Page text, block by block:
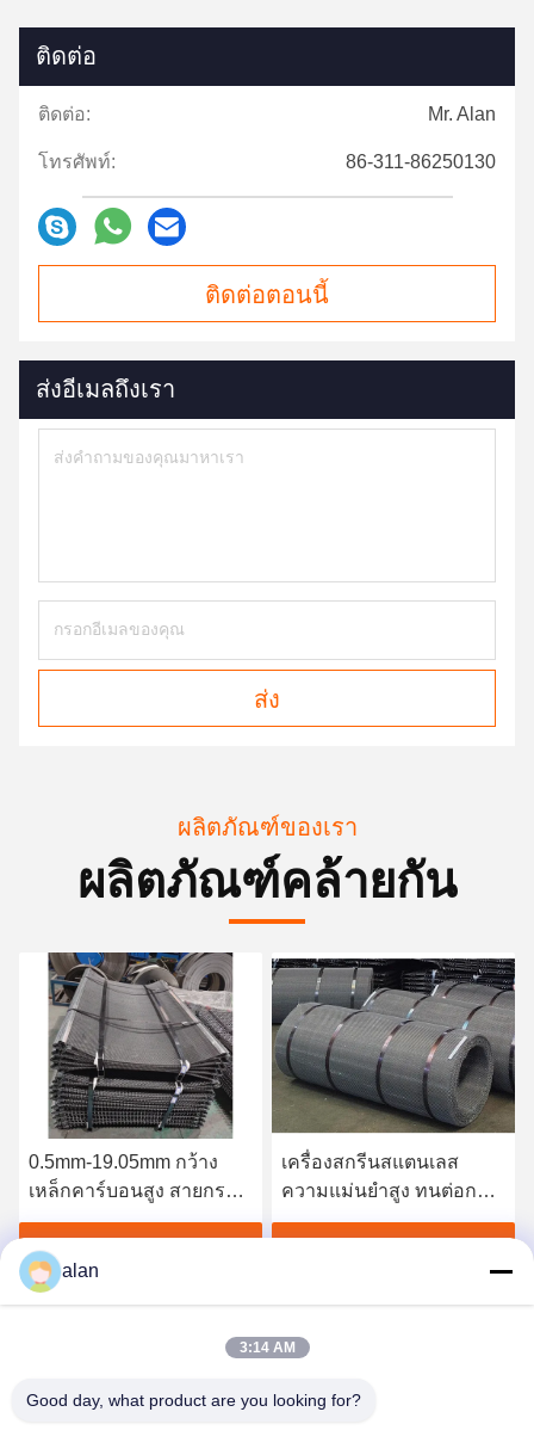
ติดต่อ
ติดต่อ: Mr. Alan
โทรศัพท์: 86-311-86250130
ติดต่อตอนนี้
ส่งอีเมลถึงเรา
ส่ง
ผลิตภัณฑ์ของเรา
ผลิตภัณฑ์คล้ายกัน
0.5mm-19.05mm กว้าง
เหล็กคาร์บอนสูง สายกรอง
Mesh สําหรับการเหมืองแร่
และการแร่
เครื่องสกรีนสแตนเลส
ความแม่นยําสูง ทนต่อการ
สกัดและการกัดกร่อน
alan
3:14 AM
Good day, what product are you looking for?